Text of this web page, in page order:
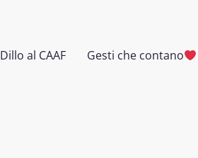
Dillo al CAAF Gesti che contano